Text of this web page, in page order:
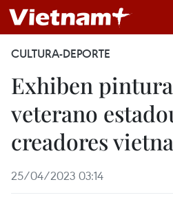
CULTURA-DEPORTE
Exhiben
veterano
creadores
25/04/2023 03:14